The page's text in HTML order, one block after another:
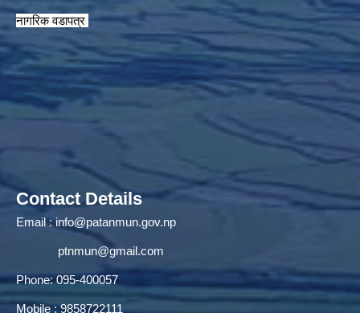
नागरिक वडापत्र
Contact Details
Email :info@patanmun.gov.np
ptnmun@gmail.com
Phone: 095-400057
Mobile : 9858722111